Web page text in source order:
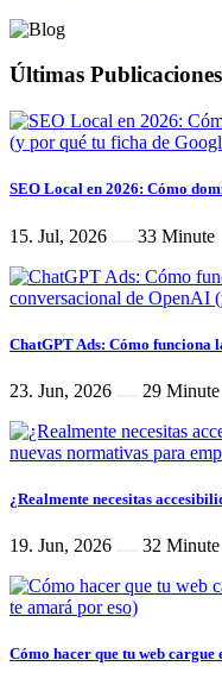
Últimas Publicaciones
SEO Local en 2026: Cómo
15. Jul, 2026 33 Minute
ChatGPT Ads: Cómo funciona
23. Jun, 2026 29 Minute
¿Realmente necesitas
19. Jun, 2026 32 Minute
Cómo hacer que tu web cargue